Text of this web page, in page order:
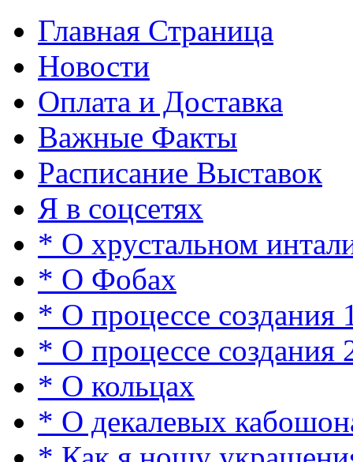
Главная Страница
Новости
Оплата и Доставка
Важные Факты
Расписание Выставок
Я в соцсетях
* О хрустальном
* О Фобах
* О процессе создания
* О процессе создания
* О кольцах
* О декалевых